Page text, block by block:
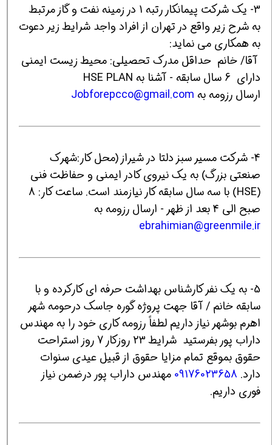
3- یک شرکت پیمانکار رتبه 1 در زمینه نفت و گاز مرتبط
به شرح زیر واقع در تهران از افراد واجد شرایط زیر دعوت
به همکاری می نماید:
آقا/ خانم حداقل مدرک تحصیلی: محیط زیست ایمنی
دارای 6 سال سابقه - آشنا به HSE PLAN
ارسال رزومه به Jobforepcco@gmail.com
4- شرکت مسیر سبز دلتا در شیراز (محل کار:شهرک
صنعتی بزرگ) به یک نیروی کادر ایمنی و حفاظت فنی
(HSE) با سه سال سابقه کار نیازمند است. ساعت کار: 8
صبح الی 4 بعد از ظهر - ارسال رزومه به
ebrahimian@greenmile.ir
5- به یک نفر کارشناس بهداشت حرفه ای کارکرده و با
سابقه خانم / آقا جهت پروژه گوره جاسک درحومه شهر
اهرم بوشهر نیاز داریم لطفاً رزومه کاری خود را به مهندس
داراب پور بفرستید شرایط 23 روزکار 7 روز استراحت
حقوق بموقع تمام مزایا حقوق از قبیل عیدی سنوات
دارد. 09176023658 مهندس داراب پور درضمن نیاز
فوری داریم.